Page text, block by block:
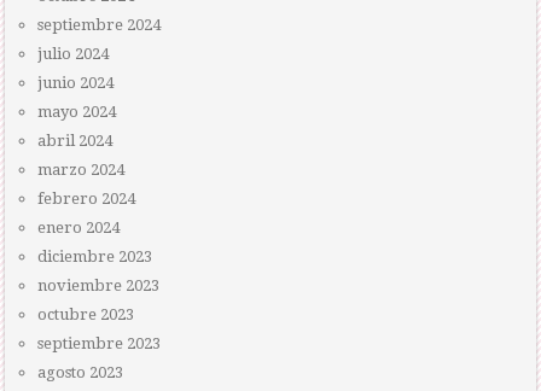
septiembre 2024
julio 2024
junio 2024
mayo 2024
abril 2024
marzo 2024
febrero 2024
enero 2024
diciembre 2023
noviembre 2023
octubre 2023
septiembre 2023
agosto 2023